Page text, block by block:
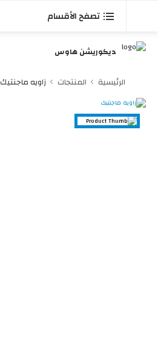
شحن مجاني للطلبات التي قيمتها فوق
ديكوريشن هاوس
تصفح الأقسام
الرئيسية المنتجات زاويه ماجنتيك
خصم10 %